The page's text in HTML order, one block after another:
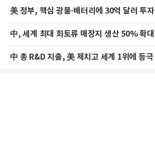
美 정부, 핵심 광물·배터리에 30억 달러 투자
中, 세계 최대 희토류 매장지 생산 50% 확대
中 총 R&D 지출, 美 제치고 세계 1위에 등극